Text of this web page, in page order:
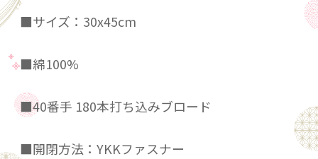
■サイズ：30x45cm
■綿100%
■40番手 180本打ち込みブロード
■開閉方法：YKKファスナー